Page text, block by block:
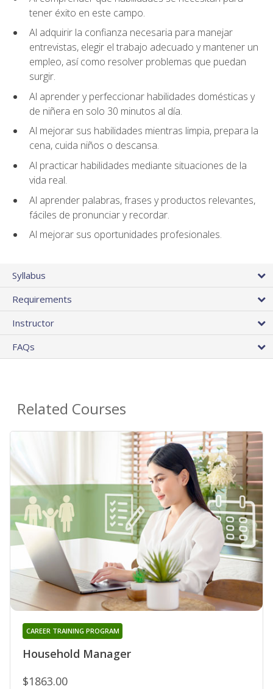
tener éxito en este campo.
Al adquirir la confianza necesaria para manejar
entrevistas, elegir el trabajo adecuado y mantener un
empleo, así como resolver problemas que puedan
surgir.
Al aprender y perfeccionar habilidades domésticas y
de niñera en solo 30 minutos al día.
Al mejorar sus habilidades mientras limpia, prepara la
cena, cuida niños o descansa.
Al practicar habilidades mediante situaciones de la
vida real.
Al aprender palabras, frases y productos relevantes,
fáciles de pronunciar y recordar.
Al mejorar sus oportunidades profesionales.
Syllabus
Requirements
Instructor
FAQs
Related Courses
Household Manager
CAREER TRAINING PROGRAM
$1863.00